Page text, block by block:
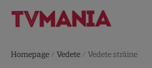
Homepage /Vedete /Vedete străine